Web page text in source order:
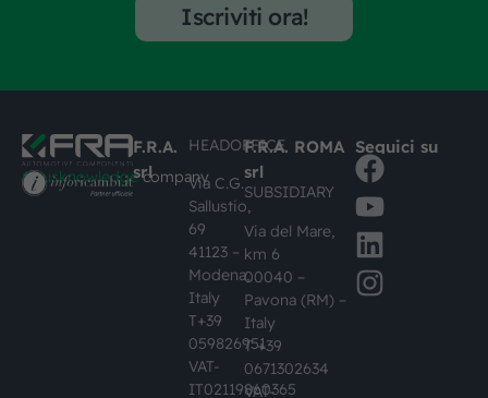
Iscriviti ora!
#busknowledgecompany
F.R.A.
srl
HEADOFFICE
Via C.G.
Sallustio,
69
41123 –
Modena,
Italy
T+39
059826951
VAT-
IT02119860365
F.R.A. ROMA
srl
SUBSIDIARY
Via del Mare,
km 6
00040 –
Pavona (RM) –
Italy
T +39
0671302634
VAT-
Seguici su